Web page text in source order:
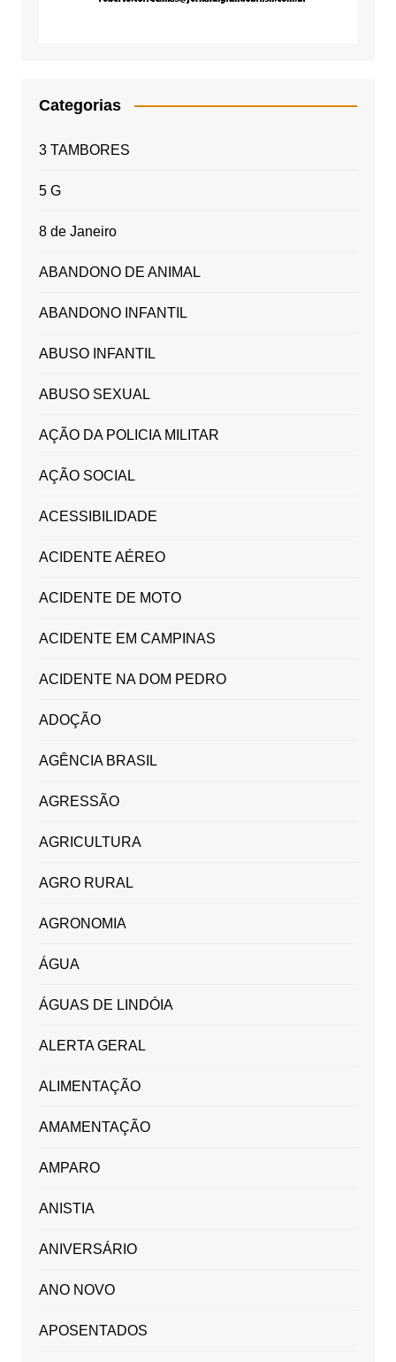
Categorias
3 TAMBORES
5 G
8 de Janeiro
ABANDONO DE ANIMAL
ABANDONO INFANTIL
ABUSO INFANTIL
ABUSO SEXUAL
AÇÃO DA POLICIA MILITAR
AÇÃO SOCIAL
ACESSIBILIDADE
ACIDENTE AÉREO
ACIDENTE DE MOTO
ACIDENTE EM CAMPINAS
ACIDENTE NA DOM PEDRO
ADOÇÃO
AGÊNCIA BRASIL
AGRESSÃO
AGRICULTURA
AGRO RURAL
AGRONOMIA
ÁGUA
ÁGUAS DE LINDÓIA
ALERTA GERAL
ALIMENTAÇÃO
AMAMENTAÇÃO
AMPARO
ANISTIA
ANIVERSÁRIO
ANO NOVO
APOSENTADOS